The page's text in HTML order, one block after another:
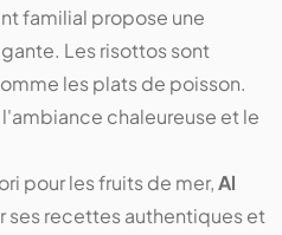
familial propose une
Les risottos sont
les plats de poisson.
chaleureuse et le
pour les fruits de mer,Al
ses recettes authentiques et